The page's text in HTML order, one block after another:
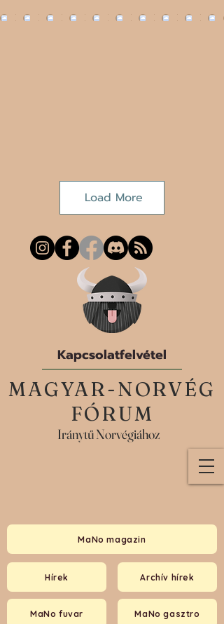
MAGYAR-NORVÉG
FÓRUM
Iránytű Norvégiához
Hírek
MaNo magazin
MaNo fuvar MaNo gasztro
Archív hírek
Kapcsolatfelvétel
Load More